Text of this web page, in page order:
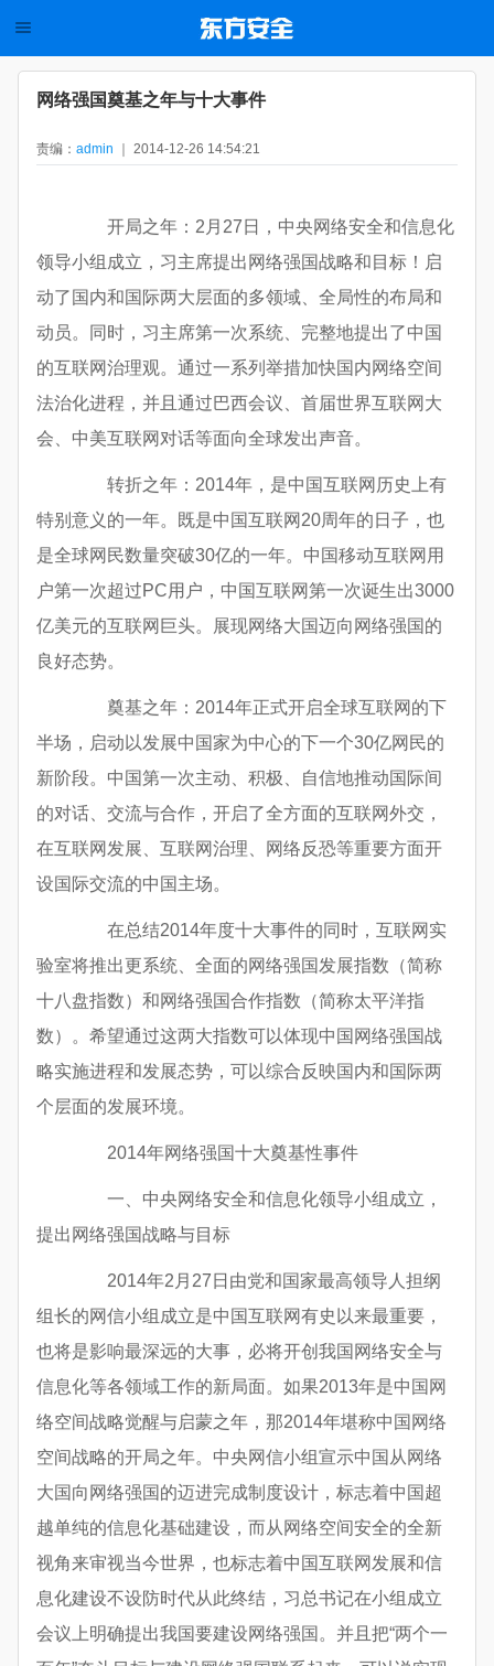
网络强国奠基之年与十大事件
责编： admin ｜ 2014-12-26 14:54:21
开局之年：2月27日，中央网络安全和信息化
领导小组成立，习主席提出网络强国战略和目标！启
动了国内和国际两大层面的多领域、全局性的布局和
动员。同时，习主席第一次系统、完整地提出了中国
的互联网治理观。通过一系列举措加快国内网络空间
法治化进程，并且通过巴西会议、首届世界互联网大
会、中美互联网对话等面向全球发出声音。
转折之年：2014年，是中国互联网历史上有
特别意义的一年。既是中国互联网20周年的日子，也
是全球网民数量突破30亿的一年。中国移动互联网用
户第一次超过PC用户，中国互联网第一次诞生出3000
亿美元的互联网巨头。展现网络大国迈向网络强国的
良好态势。
奠基之年：2014年正式开启全球互联网的下
半场，启动以发展中国家为中心的下一个30亿网民的
新阶段。中国第一次主动、积极、自信地推动国际间
的对话、交流与合作，开启了全方面的互联网外交，
在互联网发展、互联网治理、网络反恐等重要方面开
设国际交流的中国主场。
在总结2014年度十大事件的同时，互联网实
验室将推出更系统、全面的网络强国发展指数（简称
十八盘指数）和网络强国合作指数（简称太平洋指
数）。希望通过这两大指数可以体现中国网络强国战
略实施进程和发展态势，可以综合反映国内和国际两
个层面的发展环境。
2014年网络强国十大奠基性事件
一、中央网络安全和信息化领导小组成立，
提出网络强国战略与目标
2014年2月27日由党和国家最高领导人担纲
组长的网信小组成立是中国互联网有史以来最重要，
也将是影响最深远的大事，必将开创我国网络安全与
信息化等各领域工作的新局面。如果2013年是中国网
络空间战略觉醒与启蒙之年，那2014年堪称中国网络
空间战略的开局之年。中央网信小组宣示中国从网络
大国向网络强国的迈进完成制度设计，标志着中国超
越单纯的信息化基础建设，而从网络空间安全的全新
视角来审视当今世界，也标志着中国互联网发展和信
息化建设不设防时代从此终结，习总书记在小组成立
会议上明确提出我国要建设网络强国。并且把“两个一